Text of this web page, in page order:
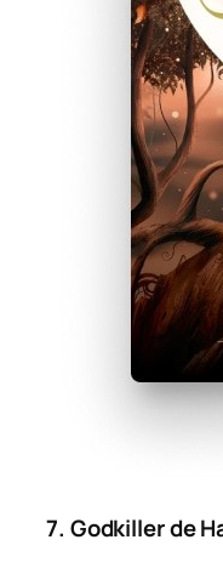
7. Godkillerde